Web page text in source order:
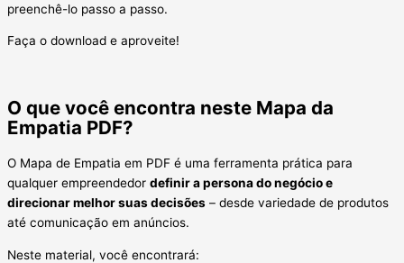
preenchê-lo passo a passo.
Faça o download e aproveite!
O que você encontra neste Mapa da
Empatia PDF?
O Mapa de Empatia em PDF é uma ferramenta prática para
qualquer empreendedor definir a persona do negócio e
direcionar melhor suas decisões – desde variedade de produtos
até comunicação em anúncios.
Neste material, você encontrará: